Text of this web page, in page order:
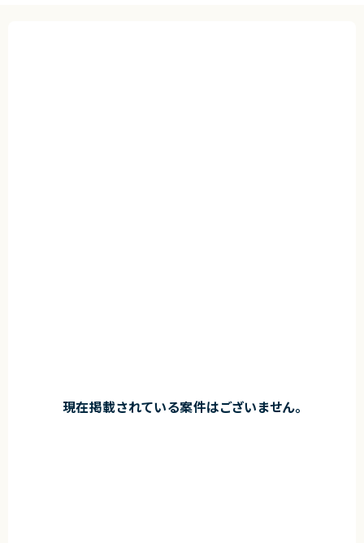
現在掲載されている案件はございません。